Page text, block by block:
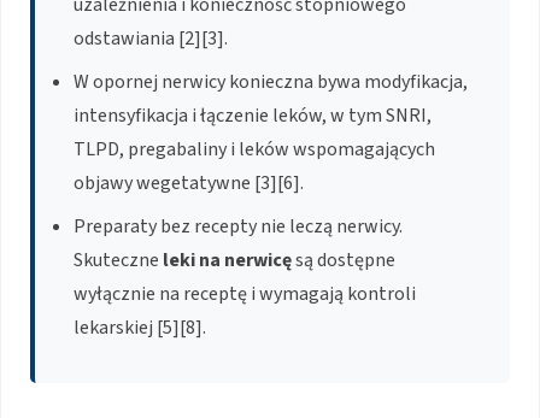
odstawiania [2][3].
W opornej nerwicy konieczna bywa modyfikacja,
intensyfikacja i łączenie leków, w tym SNRI,
TLPD, pregabaliny i leków wspomagających
objawy wegetatywne [3][6].
Preparaty bez recepty nie leczą nerwicy.
Skuteczne leki na nerwicęsą dostępne
wyłącznie na receptę i wymagają kontroli
lekarskiej [5][8].